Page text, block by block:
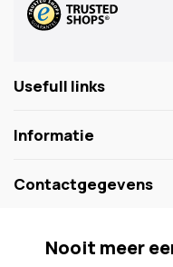
Usefull links
Informatie
Contactgegevens
Nooit meer